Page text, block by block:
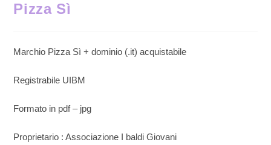
Pizza Sì
Marchio Pizza Sì + dominio (.it) acquistabile
Registrabile UIBM
Formato in pdf – jpg
Proprietario : Associazione I baldi Giovani